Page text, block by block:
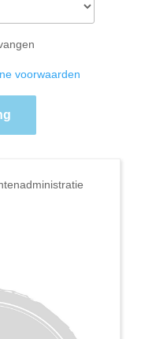
voorwaarden